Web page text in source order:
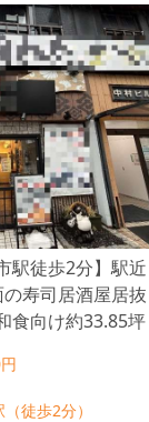
駅徒歩2分】駅近
寿司居酒屋居抜
食向け約33.85坪
徒歩2分）